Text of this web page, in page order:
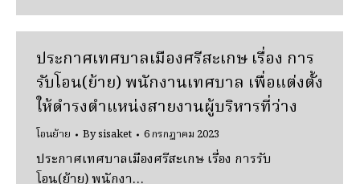
ประกาศเทศบาลเมืองศรีสะเกษ เรื่อง การ
รับโอน(ย้าย) พนักงานเทศบาล เพื่อแต่งตั้ง
ให้ดำรงตำแหน่งสายงานผู้บริหารที่ว่าง
โอนย้าย Bysisaket 6 กรกฎาคม 2023
ประกาศเทศบาลเมืองศรีสะเกษ เรื่อง การรับ